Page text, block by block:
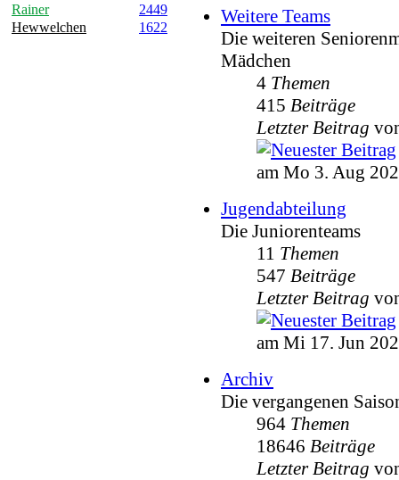
Rainer
2449
Hewwelchen
1622
Weitere Teams
Die weiteren
Mädchen
4 Themen
415 Beiträge
Letzter Beitrag
am Mo 3. Aug
Jugendabteilung
Die Juniorenteams
11 Themen
547 Beiträge
Letzter Beitrag
am Mi 17. Jun
Archiv
Die vergangenen
964 Themen
18646 Beiträge
Letzter Beitrag